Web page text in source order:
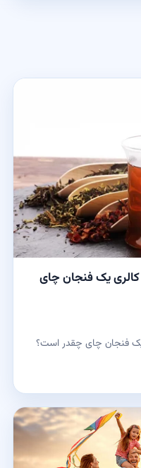
کالری یک فنجان چای
یک فنجان چای چقدر است؟